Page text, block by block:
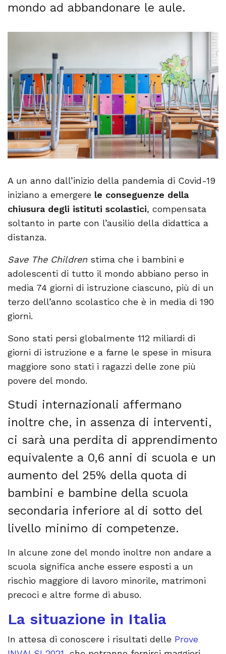
mondo ad abbandonare le aule.
A un anno dall’inizio della pandemia di Covid-19
iniziano a emergere le conseguenze della
chiusura degli istituti scolastici, compensata
soltanto in parte con l’ausilio della didattica a
distanza.
Save The Children stima che i bambini e
adolescenti di tutto il mondo abbiano perso in
media 74 giorni di istruzione ciascuno, più di un
terzo dell’anno scolastico che è in media di 190
giorni.
Sono stati persi globalmente 112 miliardi di
giorni di istruzione e a farne le spese in misura
maggiore sono stati i ragazzi delle zone più
povere del mondo.
Studi internazionali affermano
inoltre che, in assenza di interventi,
ci sarà una perdita di apprendimento
equivalente a 0,6 anni di scuola e un
aumento del 25% della quota di
bambini e bambine della scuola
secondaria inferiore al di sotto del
livello minimo di competenze.
In alcune zone del mondo inoltre non andare a
scuola significa anche essere esposti a un
rischio maggiore di lavoro minorile, matrimoni
precoci e altre forme di abuso.
La situazione in Italia
In attesa di conoscere i risultati delle Prove